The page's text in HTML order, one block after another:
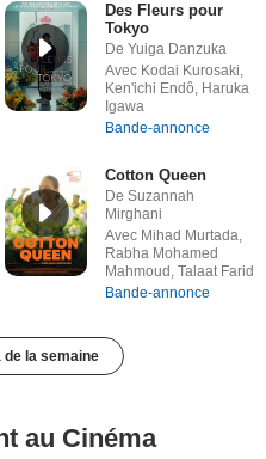
Des Fleurs pour
Tokyo
De Yuiga Danzuka
Avec Kodai Kurosaki,
Ken'ichi Endô, Haruka
Igawa
Bande-annonce
Cotton Queen
De Suzannah
Mirghani
Avec Mihad Murtada,
Rabha Mohamed
Mahmoud, Talaat Farid
Bande-annonce
la semaine
au Cinéma